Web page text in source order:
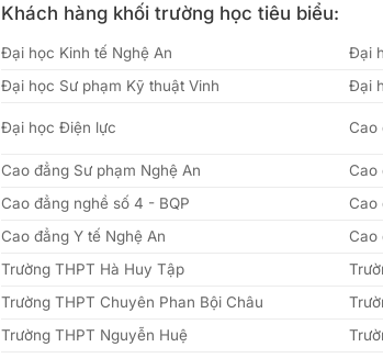
Khách hàng khối trường học tiêu biểu:
Đại học Kinh tế Nghệ An Đại
Đại học Sư phạm Kỹ thuật Vinh
Đại
Đại học Điện lực Cao
Cao đẳng Sư phạm Nghệ An
Cao
Cao đẳng nghề số 4 - BQP
Cao
Cao đẳng Y tế Nghệ An
Cao
Trường THPT Hà Huy Tập
Trường THPT Chuyên Phan Bội Châu
Trường THPT Nguyễn Huệ